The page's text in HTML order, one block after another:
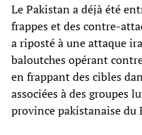
Le Pakistan a déjà été
frappes et des contre-
a riposté à une attaque
baloutches opérant
en frappant des cibles
associées à des groupes
province pakistanaise du